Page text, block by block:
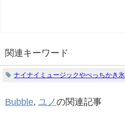
関連キーワード
ナイナイミュージックやべっちかき氷
Bubble, ユノの関連記事